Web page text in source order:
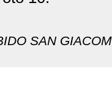
SAN